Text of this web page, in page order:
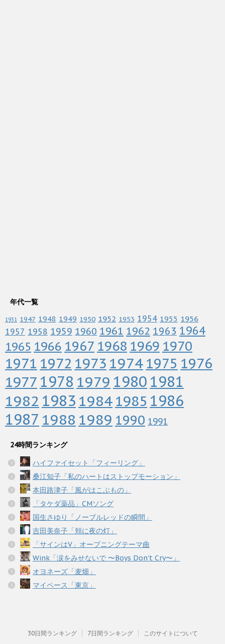
年代一覧
1931 1947 1948 1949 1950 1952 1953 1954 1955 1956
1957 1958 1959 1960 1961 1962 1963 1964
1965 1966 1967 1968 1969 1970
1971 1972 1973 1974 1975 1976
1977 1978 1979 1980 1981
1982 1983 19841985 1986
1987 1988 1989 1990 1991
24時間ランキング
ハイファイセット「フィーリング」
桑江知子「私のハートはストップモーション」
本田路津子「風がはこぶもの」
「タケダ薬品」CMソング
国生さゆり「ノーブルレッドの瞬間」
吉田美奈子「頬に夜の灯」
「サインはV」オープニングテーマ曲
Wink「涙をみせないで 〜Boys Don't Cry〜」
オヨネーズ「麦畑」
マイペース「東京」
30日間ランキング 7日間ランキング このサイトについて